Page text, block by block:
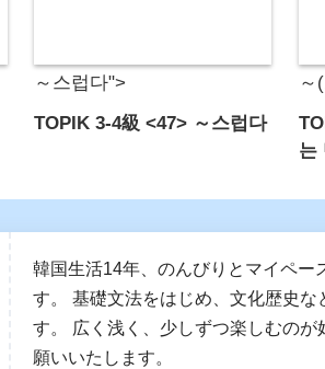
～스럽다">
TOPIK 3-4級 <47> ～스럽다
～
는
韓国生活14年、のんびりとマイペー
す。 基礎文法をはじめ、文化歴史な
す。 広く浅く、少しずつ楽しむのが
願いいたします。